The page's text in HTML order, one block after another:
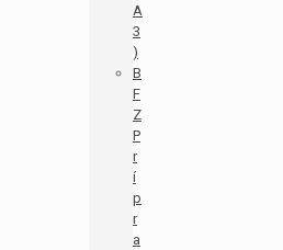
A
3
)
B
F
Z
P
r
í
p
r
a